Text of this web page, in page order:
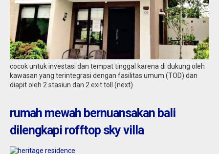
cocok untuk investasi dan tempat tinggal karena di dukung oleh
kawasan yang terintegrasi dengan fasilitas umum (TOD) dan
diapit oleh 2 stasiun dan 2 exit toll (next)
rumah mewah bernuansakan bali
dilengkapi rofftop sky villa